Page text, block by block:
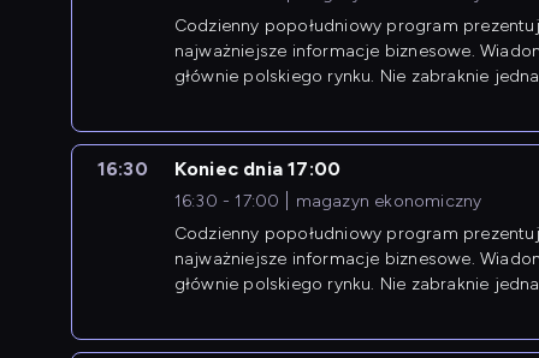
Codzienny popołudniowy program
najważniejsze informacje biznesowe.
głównie polskiego rynku. Nie zabraknie
16:30 Koniec dnia 17:00
16:30 - 17:00
magazyn ekonomiczny
Codzienny popołudniowy program
najważniejsze informacje biznesowe.
głównie polskiego rynku. Nie zabraknie